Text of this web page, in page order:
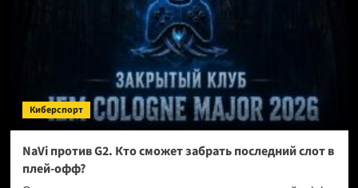
популярные
Киберспорт
NaVi против G2. Кто сможет забрать последний слот в
плей-офф?